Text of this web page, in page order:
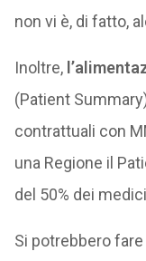
non vi è, di fatto,
Inoltre,
(Patient
contrattuali con
una Regione il
del 50% dei
Si potrebbero